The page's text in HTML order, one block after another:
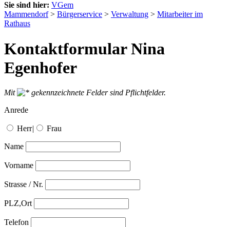
Sie sind hier: VGem
Mammendorf> Bürgerservice > Verwaltung > Mitarbeiter im
Rathaus
Kontaktformular Nina
Egenhofer
Mit
gekennzeichnete Felder sind Pflichtfelder.
Anrede
Herr| Frau
Name
Vorname
Strasse / Nr.
PLZ,Ort
Telefon